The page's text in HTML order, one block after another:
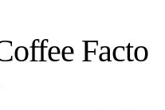
Facto